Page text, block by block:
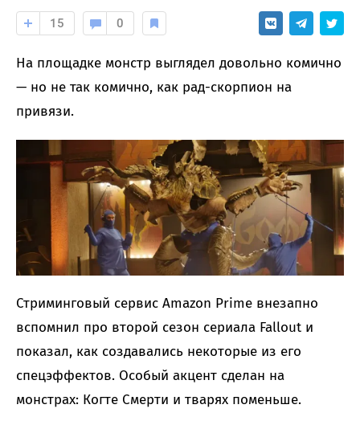
15 0
На площадке монстр выглядел довольно комично
— но не так комично, как рад-скорпион на
привязи.
Стриминговый сервис Amazon Prime внезапно
вспомнил про второй сезон сериала Fallout и
показал, как создавались некоторые из его
спецэффектов. Особый акцент сделан на
монстрах: Когте Смерти и тварях поменьше.